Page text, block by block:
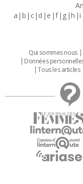
a b c d e f g h i
Qui sommes nous
Données
Tous les articles